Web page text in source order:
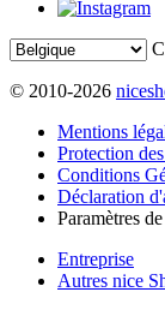
© 2010-2026
Mentions
Protection
Conditions
Déclaration
Paramètres
Entreprise
Autres nice